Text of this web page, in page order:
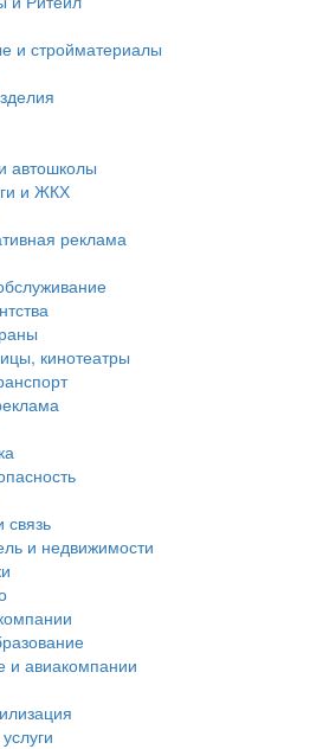
и стройматериалы
автошколы
и ЖКХ
реклама
кинотеатры
и недвижимости
и авиакомпании